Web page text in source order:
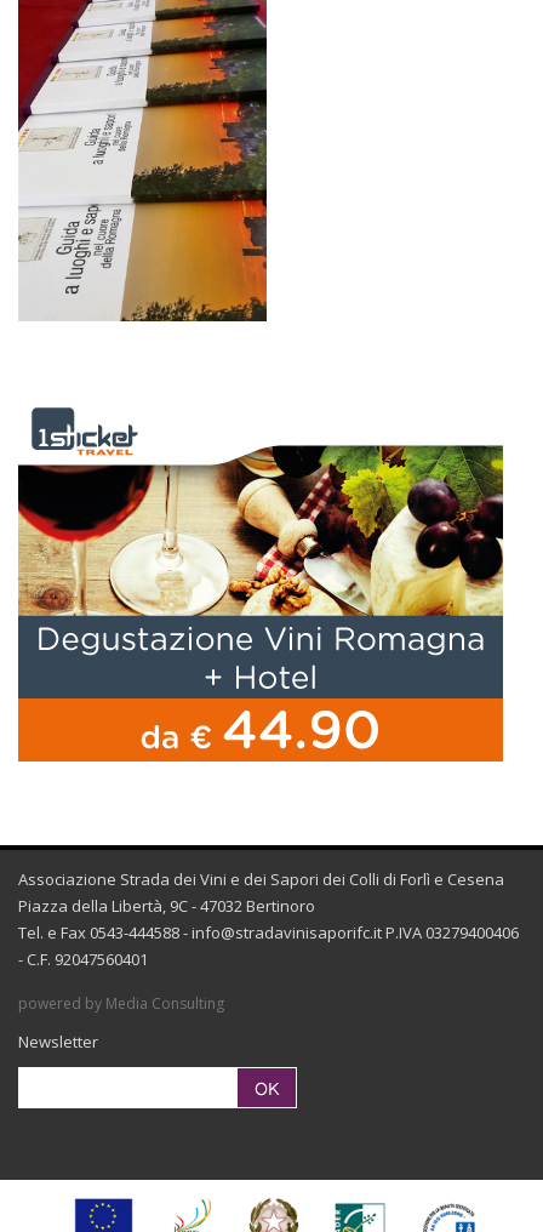
Associazione Strada dei Vini e dei Sapori dei Colli di Forlì e Cesena
Piazza della Libertà, 9C - 47032 Bertinoro
Tel. e Fax 0543-444588 - info@stradavinisaporifc.it P.IVA 03279400406
- C.F. 92047560401
powered by Media Consulting
Newsletter